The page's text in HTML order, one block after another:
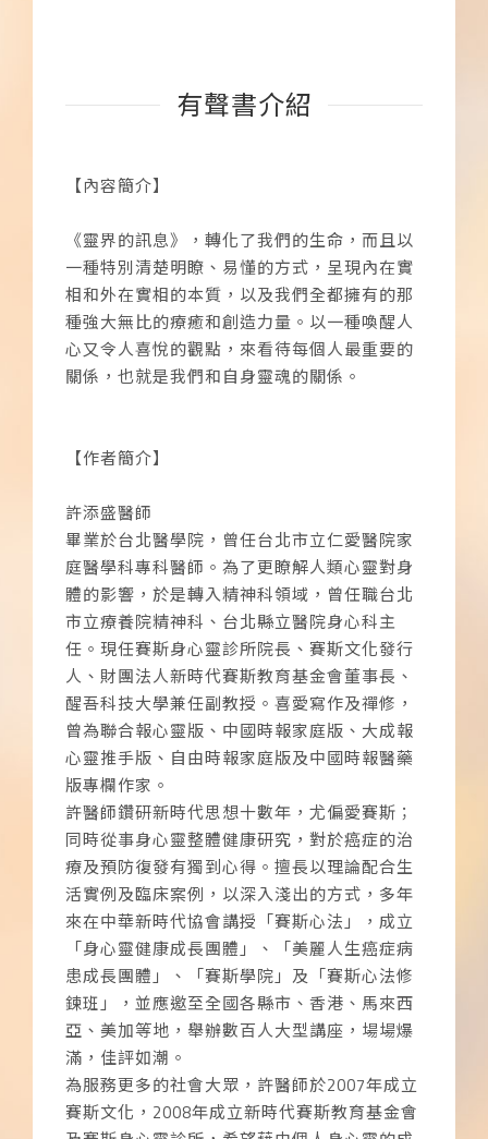
有聲書介紹
【內容簡介】
《靈界的訊息》，轉化了我們的生命，而且以
一種特別清楚明瞭、易懂的方式，呈現內在實
相和外在實相的本質，以及我們全都擁有的那
種強大無比的療癒和創造力量。以一種喚醒人
心又令人喜悅的觀點，來看待每個人最重要的
關係，也就是我們和自身靈魂的關係。
【作者簡介】
許添盛醫師
畢業於台北醫學院，曾任台北市立仁愛醫院家
庭醫學科專科醫師。為了更瞭解人類心靈對身
體的影響，於是轉入精神科領域，曾任職台北
市立療養院精神科、台北縣立醫院身心科主
任。現任賽斯身心靈診所院長、賽斯文化發行
人、財團法人新時代賽斯教育基金會董事長、
醒吾科技大學兼任副教授。喜愛寫作及禪修，
曾為聯合報心靈版、中國時報家庭版、大成報
心靈推手版、自由時報家庭版及中國時報醫藥
版專欄作家。
許醫師鑽研新時代思想十數年，尤偏愛賽斯；
同時從事身心靈整體健康研究，對於癌症的治
療及預防復發有獨到心得。擅長以理論配合生
活實例及臨床案例，以深入淺出的方式，多年
來在中華新時代協會講授「賽斯心法」，成立
「身心靈健康成長團體」、「美麗人生癌症病
患成長團體」、「賽斯學院」及「賽斯心法修
鍊班」，並應邀至全國各縣市、香港、馬來西
亞、美加等地，舉辦數百人大型講座，場場爆
滿，佳評如潮。
為服務更多的社會大眾，許醫師於2007年成立
賽斯文化，2008年成立新時代賽斯教育基金會